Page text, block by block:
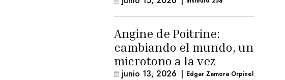
Angine de Poitrine:
cambiando el mundo, un
microtono a la vez
junio 13, 2026 | Edgar Zamora Orpinel